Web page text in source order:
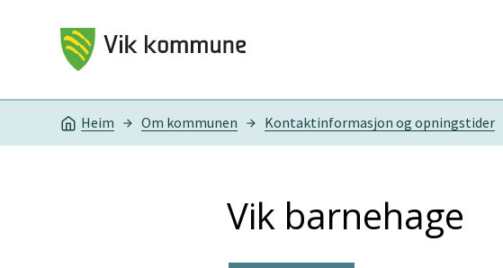
Vik kommune
Du er her:
Heim Om kommunen Kontaktinformasjon og opningstider
Vik barnehage